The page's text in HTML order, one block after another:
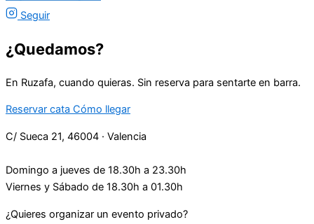
Seguir
¿Quedamos?
En Ruzafa, cuando quieras. Sin reserva para sentarte en barra.
Reservar cata Cómo llegar
C/ Sueca 21, 46004 · Valencia
Domingo a jueves de 18.30h a 23.30h
Viernes y Sábado de 18.30h a 01.30h
¿Quieres organizar un evento privado?